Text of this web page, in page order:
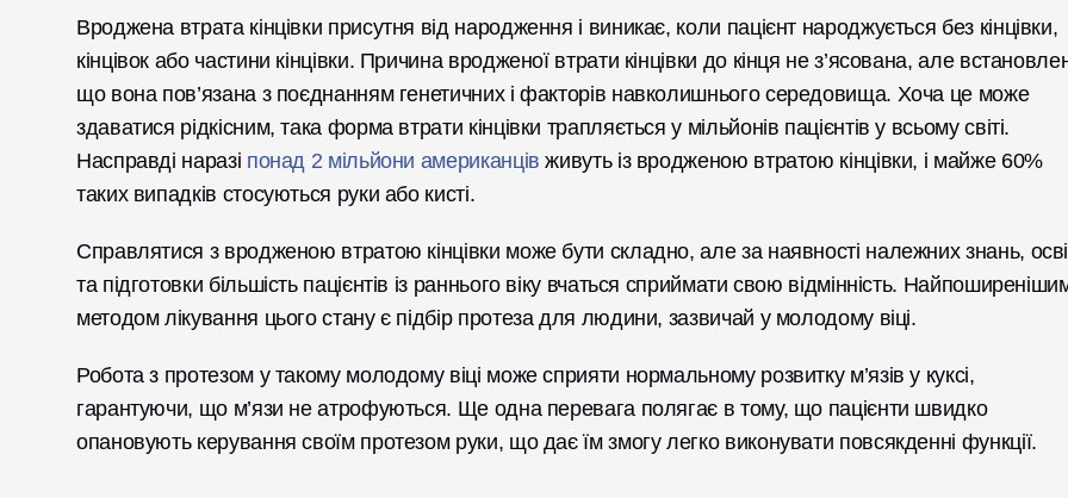
Вроджена втрата кінцівки присутня від народження і виникає, коли пацієнт народжується без кінцівки,
кінцівок або частини кінцівки. Причина вродженої втрати кінцівки до кінця не з’ясована, але
що вона пов’язана з поєднанням генетичних і факторів навколишнього середовища. Хоча це може
здаватися рідкісним, така форма втрати кінцівки трапляється у мільйонів пацієнтів у всьому світі.
Насправді наразі понад 2 мільйони американців живуть із вродженою втратою кінцівки, і майже 60%
таких випадків стосуються руки або кисті.
Справлятися з вродженою втратою кінцівки може бути складно, але за наявності належних знань,
та підготовки більшість пацієнтів із раннього віку вчаться сприймати свою відмінність.
методом лікування цього стану є підбір протеза для людини, зазвичай у молодому віці.
Робота з протезом у такому молодому віці може сприяти нормальному розвитку м’язів у куксі,
гарантуючи, що м’язи не атрофуються. Ще одна перевага полягає в тому, що пацієнти швидко
опановують керування своїм протезом руки, що дає їм змогу легко виконувати повсякденні функції.